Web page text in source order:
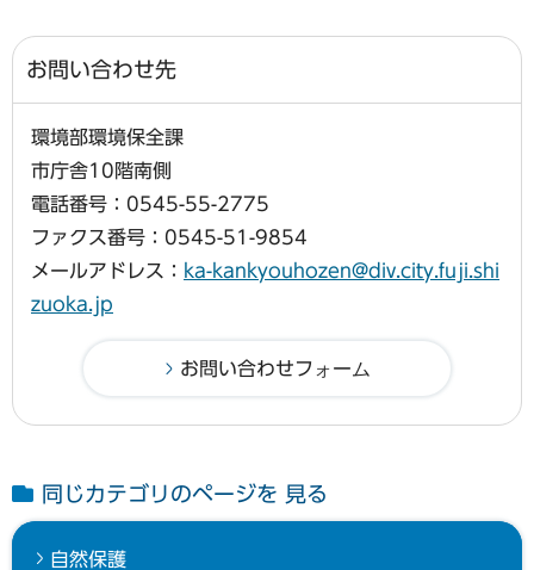
お問い合わせ先
環境部環境保全課
市庁舎10階南側
電話番号：0545-55-2775
ファクス番号：0545-51-9854
メールアドレス： ka-kankyouhozen@div.city.fuji.shi
zuoka.jp
同じカテゴリのページを 見る
自然保護